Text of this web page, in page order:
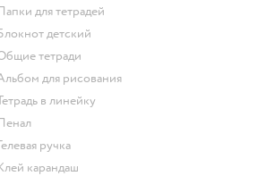
Папки для тетрадей
Блокнот детский
Общие тетради
Альбом для рисования
Тетрадь в линейку
Пенал
Гелевая ручка
Клей карандаш